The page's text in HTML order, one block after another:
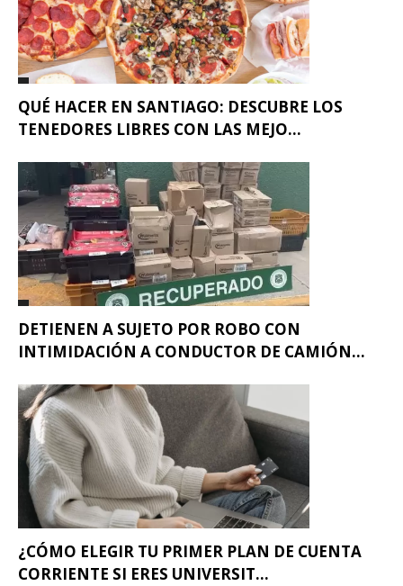
QUÉ HACER EN SANTIAGO: DESCUBRE LOS
TENEDORES LIBRES CON LAS MEJO...
DETIENEN A SUJETO POR ROBO CON
INTIMIDACIÓN A CONDUCTOR DE CAMIÓN...
¿CÓMO ELEGIR TU PRIMER PLAN DE CUENTA
CORRIENTE SI ERES UNIVERSIT...